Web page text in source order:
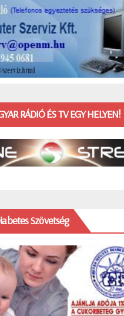
RÁDIÓ ÉS TV EGY HELYEN!
Szövetség